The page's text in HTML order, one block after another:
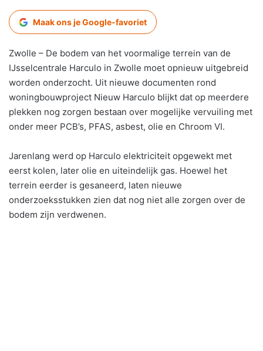
Maak ons je Google-favoriet
Zwolle – De bodem van het voormalige terrein van de
IJsselcentrale Harculo in Zwolle moet opnieuw uitgebreid
worden onderzocht. Uit nieuwe documenten rond
woningbouwproject Nieuw Harculo blijkt dat op meerdere
plekken nog zorgen bestaan over mogelijke vervuiling met
onder meer PCB’s, PFAS, asbest, olie en Chroom VI.
Jarenlang werd op Harculo elektriciteit opgewekt met
eerst kolen, later olie en uiteindelijk gas. Hoewel het
terrein eerder is gesaneerd, laten nieuwe
onderzoeksstukken zien dat nog niet alle zorgen over de
bodem zijn verdwenen.